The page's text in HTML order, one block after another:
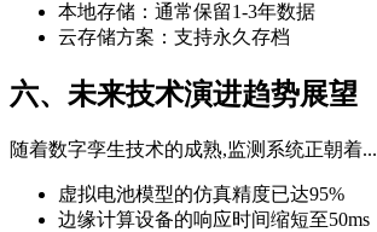
本地存储：通常保留1-3年数据
云存储方案：支持永久存档
六、未来技术演进趋势展望
随着数字孪生技术的成熟,监测系统正朝着...
虚拟电池模型的仿真精度已达95%
边缘计算设备的响应时间缩短至50ms